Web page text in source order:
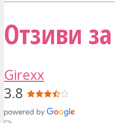
Отзиви
Girexx
3.8